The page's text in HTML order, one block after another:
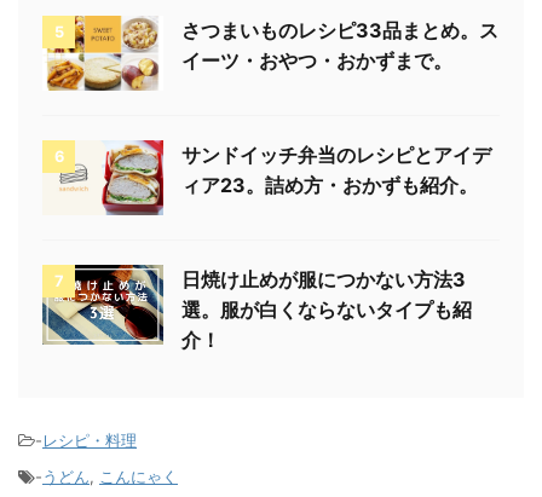
5
さつまいものレシピ33品まとめ。ス
イーツ・おやつ・おかずまで。
6
サンドイッチ弁当のレシピとアイデ
ィア23。詰め方・おかずも紹介。
7
日焼け止めが服につかない方法3
選。服が白くならないタイプも紹
介！
-レシピ・料理
-うどん, こんにゃく